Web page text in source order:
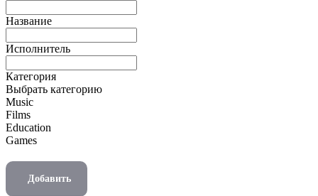
Название
Исполнитель
Категория
Выбрать категорию
Music
Films
Education
Games
Добавить